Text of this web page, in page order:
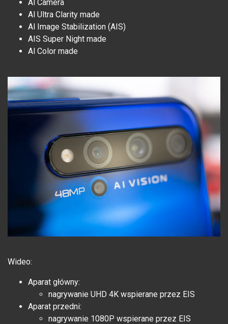
Al Camera
Al Ultra Clarity made
Al Image Stabilization (AIS)
AIS Super Night made
Al Color made
Wideo:
Aparat główny:
nagrywanie UHD 4K wspierane przez EIS
Aparat przedni:
nagrywanie 1080P wspierane przez EIS